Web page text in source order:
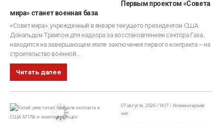
Первым проектом «Совета
мира» станет военная база
«Совет мира», учрежденный в январе текущего президентом США
Дональдом Трампом для надзора за восстановлением сектора Газа,
находится на завершающем этапе заключения первого контракта – на
строительство военной...
Читать далее
07 августа, 2026 / 14:17
Комментариев
нет